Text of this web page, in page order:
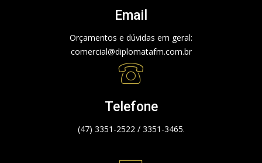
Email
Orçamentos e dúvidas em geral:
comercial@diplomatafm.com.br
Telefone
(47) 3351-2522 / 3351-3465.